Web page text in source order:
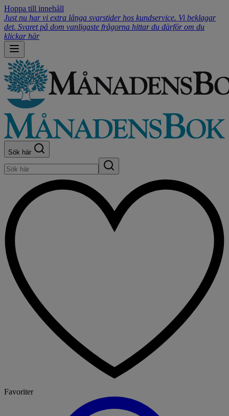
Hoppa till innehåll
Just nu har vi extra långa svarstider hos kundservice. Vi beklagar
det. Svaret på dom vanligaste frågorna hittar du därför om du
klickar här
Sök här
Favoriter